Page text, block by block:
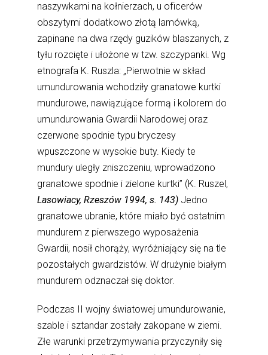
naszywkami na kołnierzach, u oficerów
obszytymi dodatkowo złotą lamówką,
zapinane na dwa rzędy guzików blaszanych, z
tyłu rozcięte i ułożone w tzw. szczypanki. Wg
etnografa K. Ruszla: „Pierwotnie w skład
umundurowania wchodziły granatowe kurtki
mundurowe, nawiązujące formą i kolorem do
umundurowania Gwardii Narodowej oraz
czerwone spodnie typu bryczesy
wpuszczone w wysokie buty. Kiedy te
mundury uległy zniszczeniu, wprowadzono
granatowe spodnie i zielone kurtki” (K. Ruszel,
Lasowiacy, Rzeszów 1994, s. 143) Jedno
granatowe ubranie, które miało być ostatnim
mundurem z pierwszego wyposażenia
Gwardii, nosił chorąży, wyróżniający się na tle
pozostałych gwardzistów. W drużynie białym
mundurem odznaczał się doktor.
Podczas II wojny światowej umundurowanie,
szable i sztandar zostały zakopane w ziemi.
Złe warunki przetrzymywania przyczyniły się